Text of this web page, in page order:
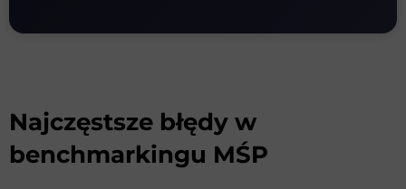
Najczęstsze błędy w
benchmarkingu MŚP